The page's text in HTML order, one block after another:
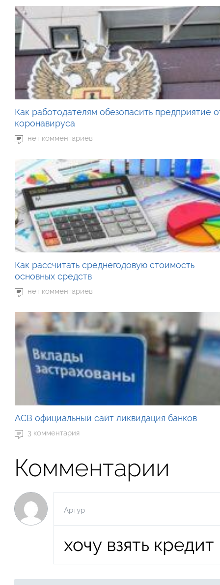
Как работодателям обезопасить предприятие
коронавируса
нет комментариев
Как рассчитать среднегодовую стоимость
основных средств
нет комментариев
АСВ официальный сайт ликвидация банков
3 комментария
Комментарии
Артур
хочу взять кредит